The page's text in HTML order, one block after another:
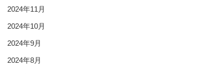
2024年11月
2024年10月
2024年9月
2024年8月